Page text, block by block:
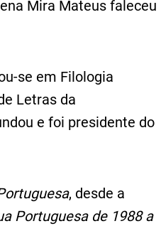
Mira Mateus faleceu
se em Filologia
Letras da
e foi presidente do
, desde a
Portuguesa de 1988 a